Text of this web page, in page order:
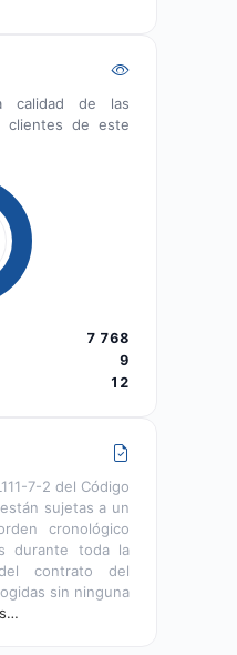
calidad de las
clientes de este
7 768
9
12
7-2 del Código
sujetas a un
cronológico
durante toda la
contrato del
sin ninguna